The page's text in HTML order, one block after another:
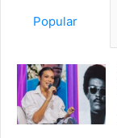
Popular